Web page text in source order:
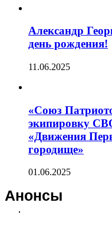
Александр
день рождения!
11.06.2025
«Союз
экипировку
«Движения
городище»
01.06.2025
Анонсы